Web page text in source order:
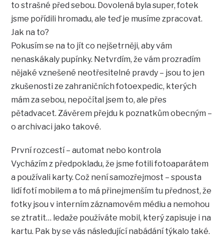
to strašné před sebou. Dovolená byla super, fotek
jsme pořídili hromadu, ale teď je musíme zpracovat.
Jak na to?
Pokusím se na to jít co nejšetrněji, aby vám
nenaskákaly pupínky. Netvrdím, že vám prozradím
nějaké vznešené neotřesitelné pravdy – jsou to jen
zkušenosti ze zahraničních fotoexpedic, kterých
mám za sebou, nepočítal jsem to, ale přes
pětadvacet. Závěrem přejdu k poznatkům obecným –
o archivaci jako takové.
První rozcestí – automat nebo kontrola
Vycházím z předpokladu, že jsme fotili fotoaparátem
a používali karty. Což není samozřejmost – spousta
lidí fotí mobilem a to má přinejmenším tu přednost, že
fotky jsou v interním záznamovém médiu a nemohou
se ztratit… ledaže používáte mobil, který zapisuje i na
kartu. Pak by se vás následující nabádání týkalo také.